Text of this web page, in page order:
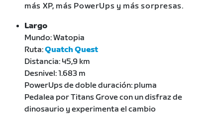
más XP, más PowerUps y más sorpresas.
Largo
Mundo: Watopia
Ruta:Quatch Quest
Distancia: 45,9 km
Desnivel: 1.683 m
PowerUps de doble duración: pluma
Pedalea por Titans Grove con un disfraz de
dinosaurio y experimenta el cambio